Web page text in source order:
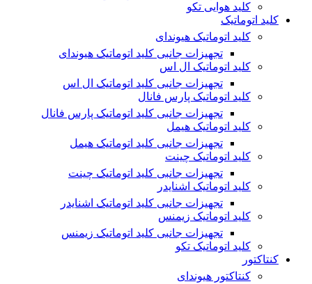
کلید هوایی تکو
کلید اتوماتیک
کلید اتوماتیک هیوندای
تجهیزات جانبی کلید اتوماتیک هیوندای
کلید اتوماتیک ال اس
تجهیزات جانبی کلید اتوماتیک ال اس
کلید اتوماتیک پارس فانال
تجهیزات جانبی کلید اتوماتیک پارس فانال
کلید اتوماتیک هیمل
تجهیزات جانبی کلید اتوماتیک هیمل
کلید اتوماتیک چینت
تجهیزات جانبی کلید اتوماتیک چینت
کلید اتوماتیک اشنایدر
تجهیزات جانبی کلید اتوماتیک اشنایدر
کلید اتوماتیک زیمنس
تجهیزات جانبی کلید اتوماتیک زیمنس
کلید اتوماتیک تکو
کنتاکتور
کنتاکتور هیوندای